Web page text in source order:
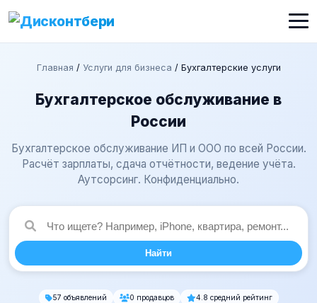
Главная / Услуги для бизнеса / Бухгалтерские услуги
Бухгалтерское обслуживание в
России
Бухгалтерское обслуживание ИП и ООО по всей России.
Расчёт зарплаты, сдача отчётности, ведение учёта.
Аутсорсинг. Конфиденциально.
Найти
57 объявлений 0 продавцов
4.8 средний рейтинг